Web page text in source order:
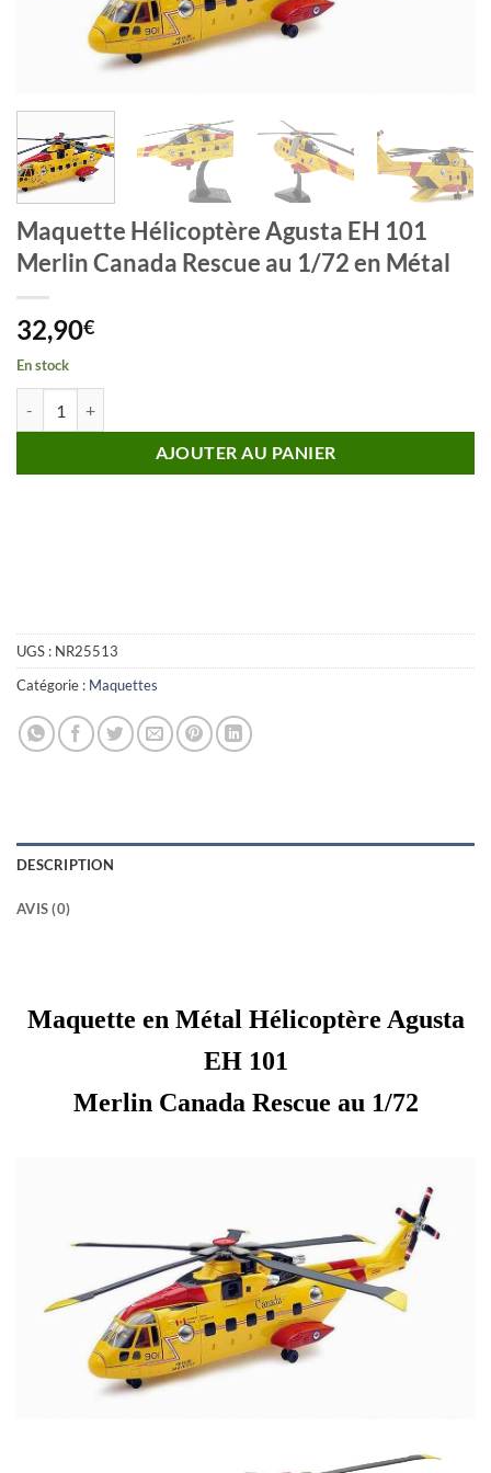
Maquette Hélicoptère Agusta EH 101
Merlin Canada Rescue au 1/72 en Métal
32,90€
En stock
AJOUTER AU PANIER
UGS : NR25513
Catégorie : Maquettes
DESCRIPTION
AVIS (0)
Maquette en Métal Hélicoptère Agusta
EH 101
Merlin Canada Rescue au 1/72